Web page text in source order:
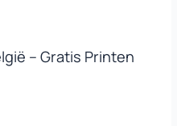
– Gratis Printen